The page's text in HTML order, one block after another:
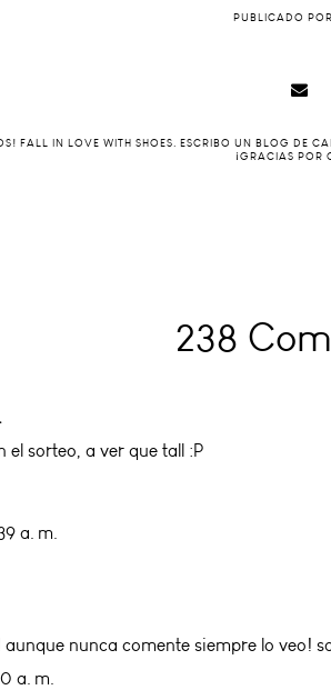
PUBLICADO POR
FALL IN LOVE WITH SHOES. ESCRIBO UN BLOG DE
¡GRACIAS POR
238
el sorteo, a ver que tall :P
a. m.
nunca comente siempre lo veo!
a. m.